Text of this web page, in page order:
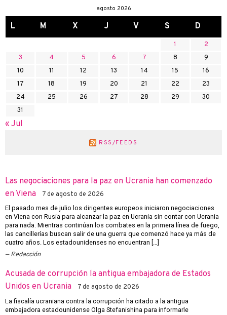
agosto 2026
L M X J V S D
1
2
3
4 5 6 7 8
9
10
11 12 13 14 15
16
17
18 19 20 21 22
23
24
25 26 27 28 29
30
31
« Jul
RSS/FEEDS
Las negociaciones para la paz en Ucrania han comenzado
en Viena
7 de agosto de 2026
El pasado mes de julio los dirigentes europeos iniciaron negociaciones
en Viena con Rusia para alcanzar la paz en Ucrania sin contar con Ucrania
para nada. Mientras continúan los combates en la primera línea de fuego,
las cancillerías buscan salir de una guerra que comenzó hace ya más de
cuatro años. Los estadounidenses no encuentran […]
Redacción
Acusada de corrupción la antigua embajadora de Estados
Unidos en Ucrania
7 de agosto de 2026
La fiscalía ucraniana contra la corrupción ha citado a la antigua
embajadora estadounidense Olga Stefanishina para informarle